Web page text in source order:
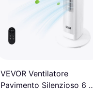
VEVOR Ventilatore
Pavimento Silenzioso 6 7